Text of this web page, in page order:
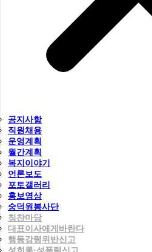
공지사항
직원채용
운영계획
월간계획
복지이야기
언론보도
포토갤러리
홍보영상
숭덕원봉사단
칭찬마당
대표이사에게바란다
행동강령위반신고